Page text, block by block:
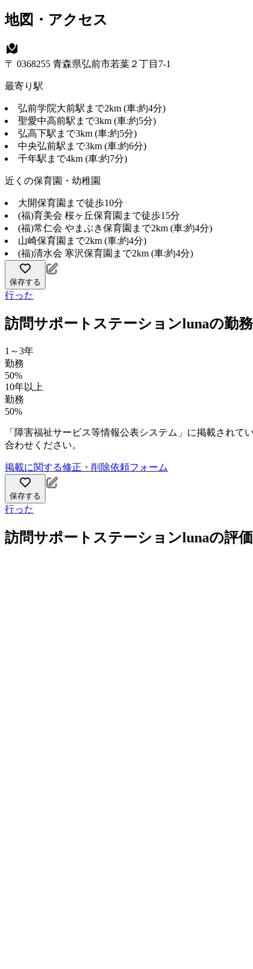
地図・アクセス
〒 0368255 青森県弘前市若葉２丁目7-1
最寄り駅
弘前学院大前駅まで2km (車:約4分)
聖愛中高前駅まで3km (車:約5分)
弘高下駅まで3km (車:約5分)
中央弘前駅まで3km (車:約6分)
千年駅まで4km (車:約7分)
近くの保育園・幼稚園
大開保育園まで徒歩10分
(福)育美会 桜ヶ丘保育園まで徒歩15分
(福)常仁会 やまぶき保育園まで2km (車:約4分)
山崎保育園まで2km (車:約4分)
(福)清水会 寒沢保育園まで2km (車:約4分)
保存する
行った
訪問サポートステーションlunaの勤
1～3年
勤務
50%
10年以上
勤務
50%
「障害福祉サービス等情報公表システム」に掲載され
合わせください。
掲載に関する修正・削除依頼フォーム
保存する
行った
訪問サポートステーションlunaの評